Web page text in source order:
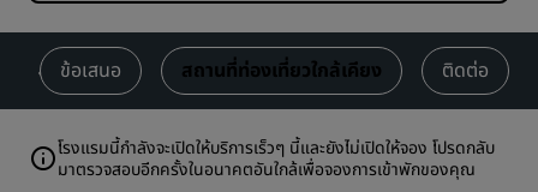
ข้อเสนอ สถานที่ท่องเที่ยวใกล้เคียง ติดต่อ
โรงแรมนี้กำลังจะเปิดให้บริการเร็วๆ นี้และยังไม่เปิดให้จอง โปรดกลับ
มาตรวจสอบอีกครั้งในอนาคตอันใกล้เพื่อจองการเข้าพักของคุณ